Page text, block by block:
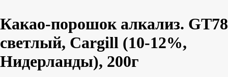
Какао-порошок алкализ. GT78
светлый, Cargill (10-12%,
Нидерланды), 200г